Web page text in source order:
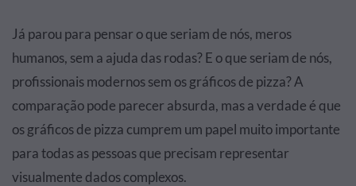
Já parou para pensar o que seriam de nós, meros
humanos, sem a ajuda das rodas? E o que seriam de nós,
profissionais modernos sem os gráficos de pizza? A
comparação pode parecer absurda, mas a verdade é que
os gráficos de pizza cumprem um papel muito importante
para todas as pessoas que precisam representar
visualmente dados complexos.